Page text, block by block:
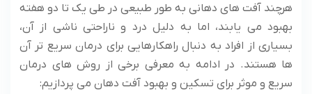
هرچند آفت های دهانی به طور طبیعی در طی یک تا دو هفته
بهبود می یابند، اما به دلیل درد و ناراحتی ناشی از آن،
بسیاری از افراد به دنبال راهکارهایی برای درمان سریع تر آن
ها هستند. در ادامه به معرفی برخی از روش های درمان
سریع و موثر برای تسکین و بهبود آفت دهان می پردازیم: